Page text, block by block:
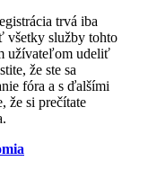
trvá iba
všetky služby tohto
užívateľom udeliť
že ste sa
fóra a s ďalšími
že si prečítate